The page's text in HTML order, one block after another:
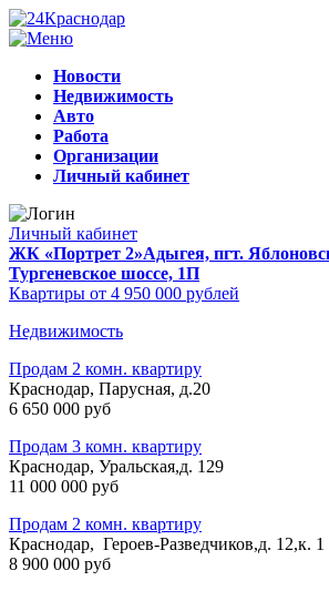
Новости
Недвижимость
Авто
Работа
Организации
Личный кабинет
Личный кабинет
ЖК «Портрет 2»Адыгея, пгт.
Тургеневское шоссе, 1П
Квартиры от 4 950 000 рублей
Недвижимость
Продам 2 комн. квартиру
Краснодар, Парусная, д.20
6 650 000 руб
Продам 3 комн. квартиру
Краснодар, Уральская,д. 129
11 000 000 руб
Продам 2 комн. квартиру
Краснодар, Героев-Разведчиков,д. 12,к. 1
8 900 000 руб